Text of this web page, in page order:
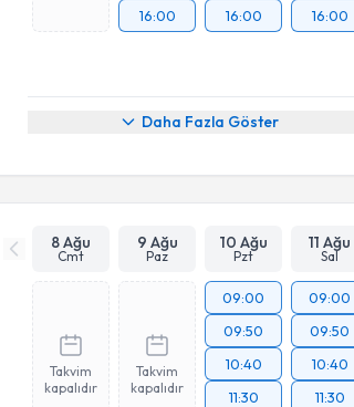
16:00
16:00
16:00
Daha Fazla Göster
8 Ağu
Cmt
9 Ağu
Paz
10 Ağu
Pzt
11 Ağu
Sal
Takvim
kapalıdır
Takvim
kapalıdır
09:00
09:50
10:40
11:30
09:00
09:50
10:40
11:30